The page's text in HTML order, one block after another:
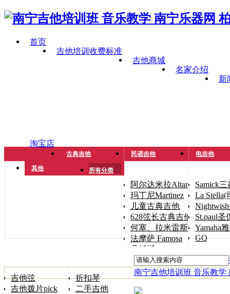
首页
吉他培训收费标准
吉他商城
名家介绍
新
淘宝店
古典吉他 民谣吉他
电吉他
其他
所有分类
阿尔达米拉Altamira
玛丁尼Martinez
儿童古典吉他
628弦长古典吉他（手小人
何塞、拉米雷斯José
法摩萨 Famosa
桑托斯 Songtoos
Samick
La
St.paul圣
Yamaha
GQ
吉他弦
吉他拨片pick
折扣琴
二手吉他
南宁吉他培训班 音乐教学